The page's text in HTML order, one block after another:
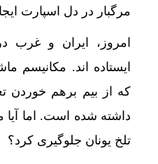
مرگبار در دل اسپارت
امروز، ایران و غرب
ایستاده اند.
که از بیم برهم خوردن
داشته شده است. اما آیا
تلخ یونان جلوگیری کرد؟